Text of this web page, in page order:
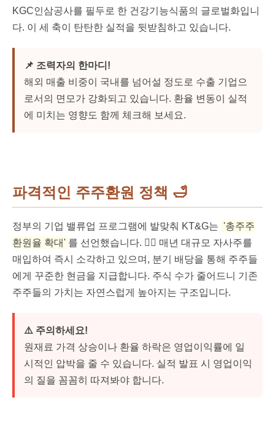
KGC인삼공사를 필두로 한 건강기능식품의 글로벌화입니
다. 이 세 축이 탄탄한 실적을 뒷받침하고 있습니다.
📌 조력자의 한마디!
해외 매출 비중이 국내를 넘어설 정도로 수출 기업으
로서의 면모가 강화되고 있습니다. 환율 변동이 실적
에 미치는 영향도 함께 체크해 보세요.
파격적인 주주환원 정책 🛁
정부의 기업 밸류업 프로그램에 발맞춰 KT&G는 '총주주
환원율 확대' 를 선언했습니다. 🤷‍♂️ 매년 대규모 자사주를
매입하여 즉시 소각하고 있으며, 분기 배당을 통해 주주들
에게 꾸준한 현금을 지급합니다. 주식 수가 줄어드니 기존
주주들의 가치는 자연스럽게 높아지는 구조입니다.
⚠️ 주의하세요!
원재료 가격 상승이나 환율 하락은 영업이익률에 일
시적인 압박을 줄 수 있습니다. 실적 발표 시 영업이익
의 질을 꼼꼼히 따져봐야 합니다.